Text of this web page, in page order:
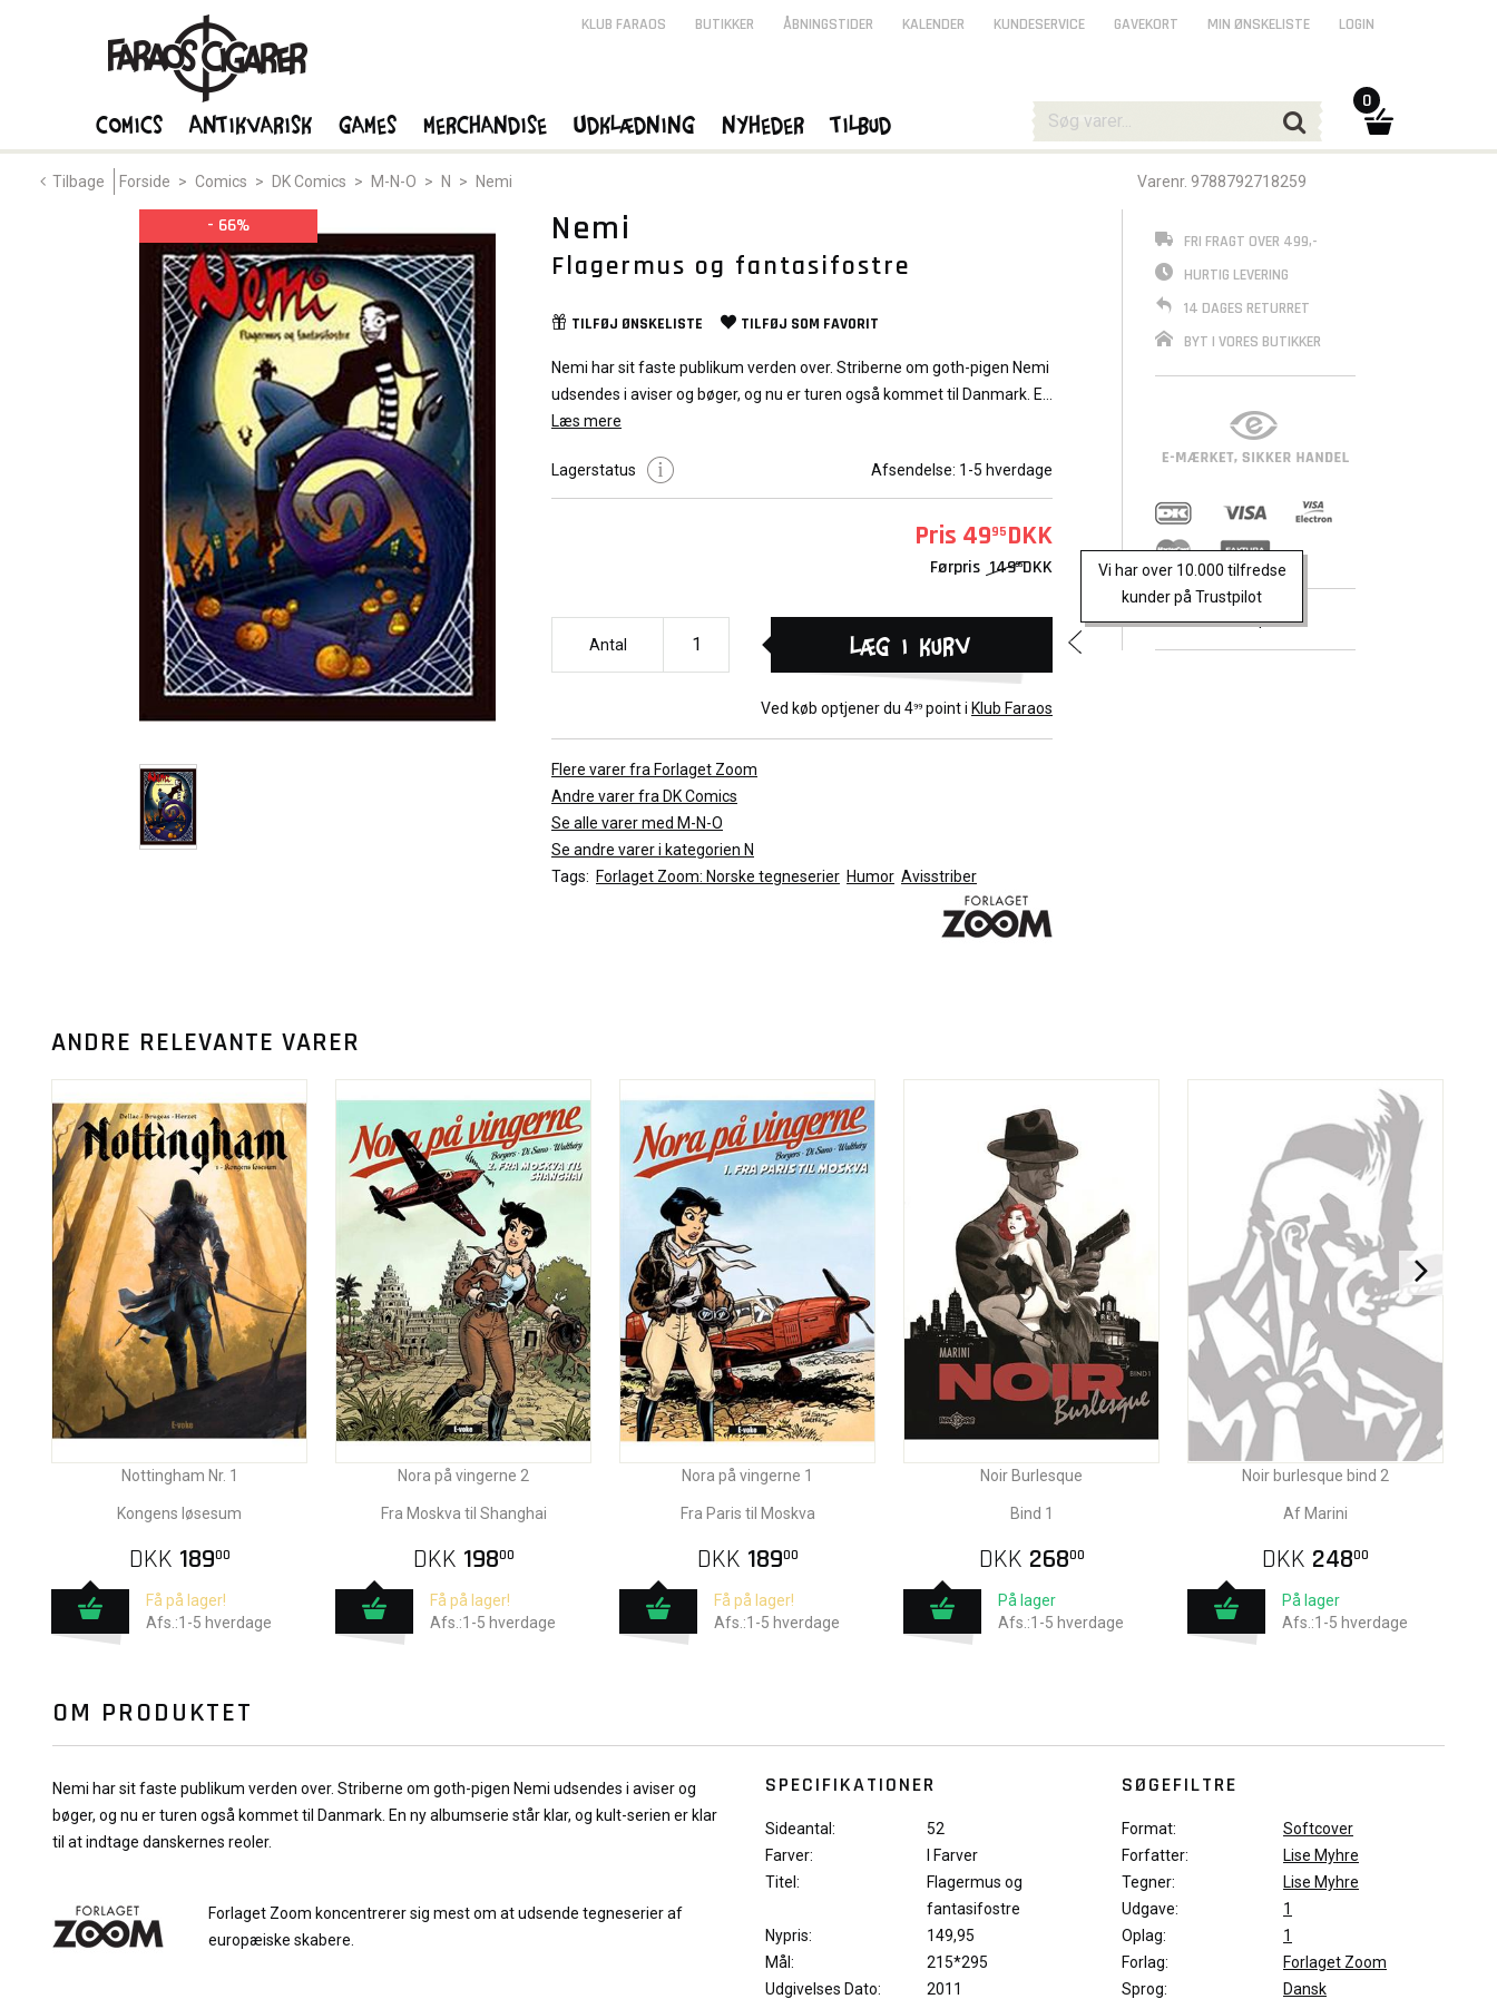
Tilbage Forside > Comics > DK Comics > M-N-O > N > Nemi Varenr. 9788792718259
- 66% Nemi
Flagermus og fantasifostre
TILFØJ ØNSKELISTE TILFØJ SOM FAVORIT
Nemi har sit faste publikum verden over. Striberne om goth-pigen Nemi
udsendes i aviser og bøger, og nu er turen også kommet til Danmark. En
ny albumserie står klar, og kult-serien er klar til at indtage danskernes
Læs mere
Lagerstatus Afsendelse: 1-5 hverdage
Pris 4995 DKK
Førpris 14995DKK
Antal Læg i kurv
Vi har over 10.000 tilfredse
kunder på Trustpilot
Ved køb optjener du 499 point i Klub Faraos
Flere varer fra Forlaget Zoom
Andre varer fra DK Comics
Se alle varer med M-N-O
Se andre varer i kategorien N
Tags: Forlaget Zoom: Norske tegneserier Humor Avisstriber
FRI FRAGT OVER 499,-
HURTIG LEVERING
14 DAGES RETURRET
BYT I VORES BUTIKKER
Trustpilot
ANDRE RELEVANTE VARER
Nottingham Nr. 1
Kongens løsesum
DKK 18900
Få på lager!
Afs.:1-5 hverdage
Nora på vingerne 2
Fra Moskva til Shanghai
DKK 19800
Få på lager!
Afs.:1-5 hverdage
Nora på vingerne 1
Fra Paris til Moskva
DKK 18900
Få på lager!
Afs.:1-5 hverdage
Noir Burlesque
Bind 1
DKK 26800
På lager
Afs.:1-5 hverdage
Noir burlesque bind 2
Af Marini
DKK 24800
På lager
Afs.:1-5 hverdage
OM PRODUKTET
Nemi har sit faste publikum verden over. Striberne om goth-pigen Nemi udsendes i aviser og
bøger, og nu er turen også kommet til Danmark. En ny albumserie står klar, og kult-serien er klar
til at indtage danskernes reoler.
Forlaget Zoom koncentrerer sig mest om at udsende tegneserier af
europæiske skabere.
SPECIFIKATIONER
Sideantal:
52
Farver:
I Farver
Titel:
Flagermus og
fantasifostre
Nypris:
149,95
Mål:
215*295
Udgivelses Dato:
2011
SØGEFILTRE
Format:
Softcover
Forfatter:
Lise Myhre
Tegner:
Lise Myhre
Udgave:
1
Oplag:
1
Forlag:
Forlaget Zoom
Sprog:
Dansk
KLUB FARAOS BUTIKKER ÅBNINGSTIDER KALENDER KUNDESERVICE GAVEKORT MIN ØNSKELISTE LOGIN
Comics Antikvarisk Games Merchandise Udklædning Nyheder Tilbud
0